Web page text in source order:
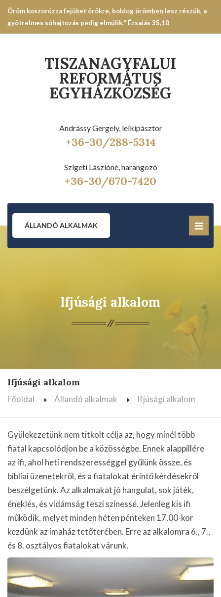
Öröm koszorúzza fejüket örökre, boldog örömben lesz részük, a
gyötrelmes sóhajtozás pedig elmúlik." Ézsaiás 35,10
TISZANAGYFALUI
REFORMÁTUS
EGYHÁZKÖZSÉG
Andrássy Gergely, lelkipásztor
+36-30/288-5314
Szigeti Lászlóné, harangozó
+36-30/670-7420
ÁLLANDÓ ALKALMAK
Ifjúsági alkalom
Ifjúsági alkalom
Főoldal Állandó alkalmak Ifjúsági alkalom
Gyülekezetünk nem titkolt célja az, hogy minél több
fiatal kapcsolódjon be a közösségbe. Ennek alappillére
az ifi, ahol heti rendszerességgel gyűlünk össze, és
bibliai üzenetekről, és a fiatalokat érintő kérdésekről
beszélgetünk. Az alkalmakat jó hangulat, sok játék,
éneklés, és vidámság teszi színessé. Jelenleg kis ifi
működik, melyet minden héten pénteken 17.00-kor
kezdünk az imaház tetőterében. Erre az alkalomra 6., 7.,
és 8. osztályos fiatalokat várunk.